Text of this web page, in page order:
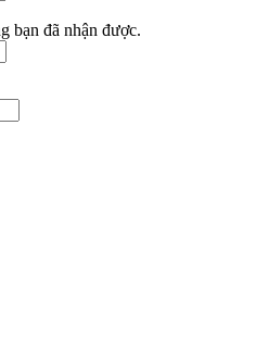
bạn đã nhận được.